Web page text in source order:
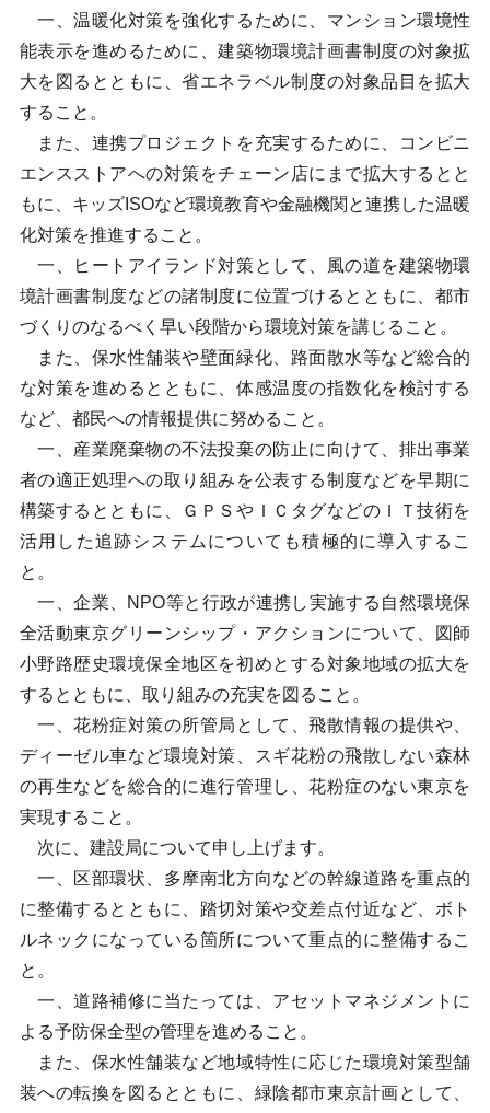
一、温暖化対策を強化するために、マンション環境性
能表示を進めるために、建築物環境計画書制度の対象拡
大を図るとともに、省エネラベル制度の対象品目を拡大
すること。
また、連携プロジェクトを充実するために、コンビニ
エンスストアへの対策をチェーン店にまで拡大するとと
もに、キッズISOなど環境教育や金融機関と連携した温暖
化対策を推進すること。
一、ヒートアイランド対策として、風の道を建築物環
境計画書制度などの諸制度に位置づけるとともに、都市
づくりのなるべく早い段階から環境対策を講じること。
また、保水性舗装や壁面緑化、路面散水等など総合的
な対策を進めるとともに、体感温度の指数化を検討する
など、都民への情報提供に努めること。
一、産業廃棄物の不法投棄の防止に向けて、排出事業
者の適正処理への取り組みを公表する制度などを早期に
構築するとともに、ＧＰＳやＩＣタグなどのＩＴ技術を
活用した追跡システムについても積極的に導入するこ
と。
一、企業、NPO等と行政が連携し実施する自然環境保
全活動東京グリーンシップ・アクションについて、図師
小野路歴史環境保全地区を初めとする対象地域の拡大を
するとともに、取り組みの充実を図ること。
一、花粉症対策の所管局として、飛散情報の提供や、
ディーゼル車など環境対策、スギ花粉の飛散しない森林
の再生などを総合的に進行管理し、花粉症のない東京を
実現すること。
次に、建設局について申し上げます。
一、区部環状、多摩南北方向などの幹線道路を重点的
に整備するとともに、踏切対策や交差点付近など、ボト
ルネックになっている箇所について重点的に整備するこ
と。
一、道路補修に当たっては、アセットマネジメントに
よる予防保全型の管理を進めること。
また、保水性舗装など地域特性に応じた環境対策型舗
装への転換を図るとともに、緑陰都市東京計画として、